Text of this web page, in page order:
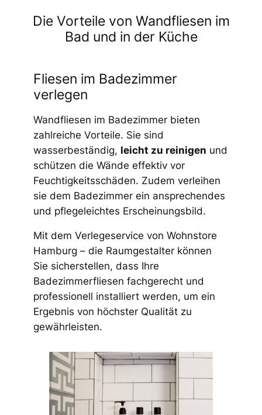
Die Vorteile von Wandfliesen im
Bad und in der Küche
Fliesen im Badezimmer
verlegen
Wandfliesen im Badezimmer bieten
zahlreiche Vorteile. Sie sind
wasserbeständig, leicht zu reinigen und
schützen die Wände effektiv vor
Feuchtigkeitsschäden. Zudem verleihen
sie dem Badezimmer ein ansprechendes
und pflegeleichtes Erscheinungsbild.
Mit dem Verlegeservice von Wohnstore
Hamburg – die Raumgestalter können
Sie sicherstellen, dass Ihre
Badezimmerfliesen fachgerecht und
professionell installiert werden, um ein
Ergebnis von höchster Qualität zu
gewährleisten.